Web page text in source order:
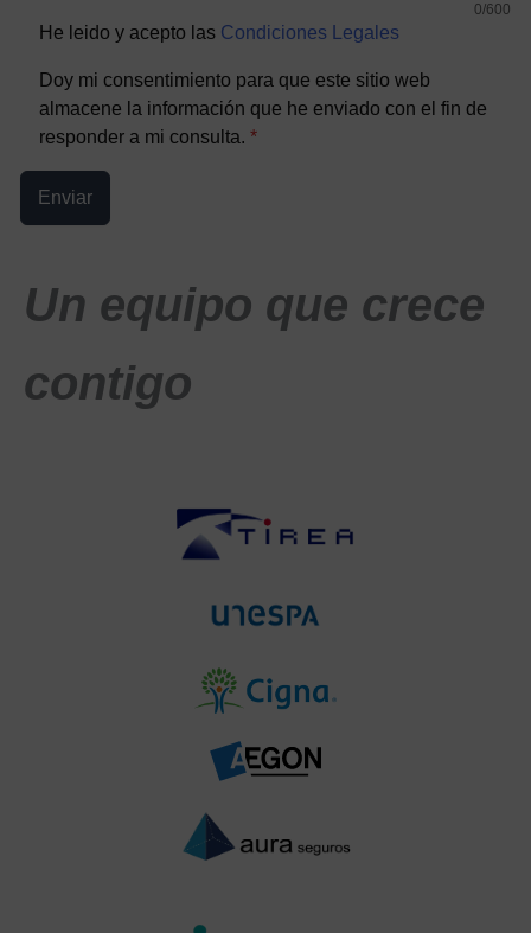
0/600
He leido y acepto las Condiciones Legales
Doy mi consentimiento para que este sitio web
almacene la información que he enviado con el fin de
responder a mi consulta. *
Enviar
Un equipo que crece
contigo